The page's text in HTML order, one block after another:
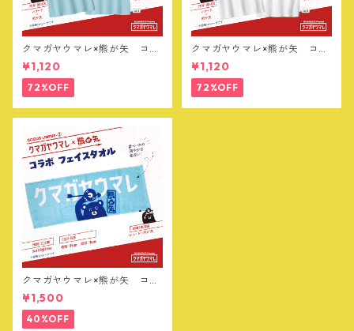
クマガヤウマレ×熊が矢 コラ
ボTシャツ【ライトブルー】
¥1,120
72%OFF
クマガヤウマレ×熊が矢 コラ
ボTシャツ【ホワイト】
¥1,120
72%OFF
クマガヤウマレ×熊が矢 コラ
ボ フェイスタオル
¥1,500
40%OFF